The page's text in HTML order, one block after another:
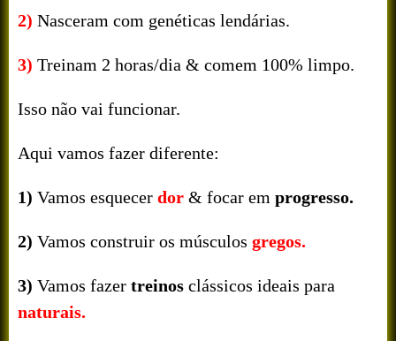
2) Nasceram com genéticas lendárias.
3) Treinam 2 horas/dia & comem 100% limpo.
Isso não vai funcionar.
Aqui vamos fazer diferente:
1) Vamos esquecer dor & focar em progresso.
2) Vamos construir os músculos gregos.
3) Vamos fazer treinos clássicos ideais para
naturais.